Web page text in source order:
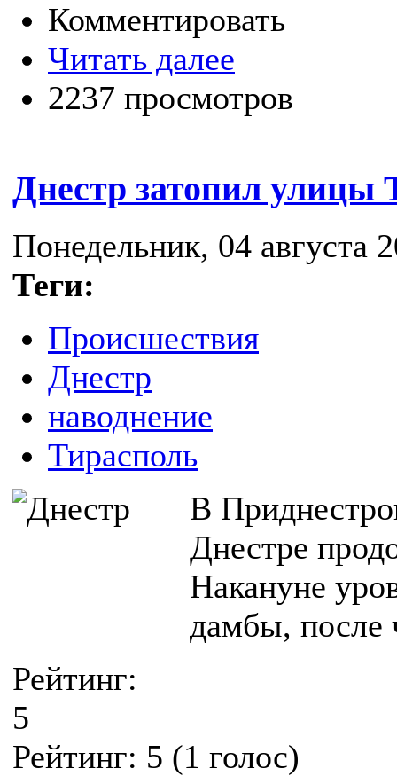
Комментировать
Читать далее
2237 просмотров
Днестр затопил улицы
Понедельник, 04 августа
Теги:
Происшествия
Днестр
наводнение
Тирасполь
В
Днестре
Накануне
дамбы, после
Рейтинг:
5
Рейтинг: 5 (1 голос)